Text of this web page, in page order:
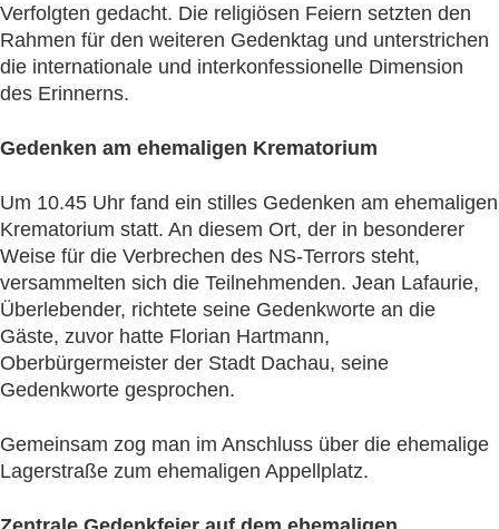
Verfolgten gedacht. Die religiösen Feiern setzten den
Rahmen für den weiteren Gedenktag und unterstrichen
die internationale und interkonfessionelle Dimension
des Erinnerns.
Gedenken am ehemaligen Krematorium
Um 10.45 Uhr fand ein stilles Gedenken am ehemaligen
Krematorium statt. An diesem Ort, der in besonderer
Weise für die Verbrechen des NS-Terrors steht,
versammelten sich die Teilnehmenden. Jean Lafaurie,
Überlebender, richtete seine Gedenkworte an die
Gäste, zuvor hatte Florian Hartmann,
Oberbürgermeister der Stadt Dachau, seine
Gedenkworte gesprochen.
Gemeinsam zog man im Anschluss über die ehemalige
Lagerstraße zum ehemaligen Appellplatz.